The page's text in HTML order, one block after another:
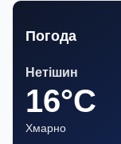
Погода
Нетішин
16°C
Хмарно